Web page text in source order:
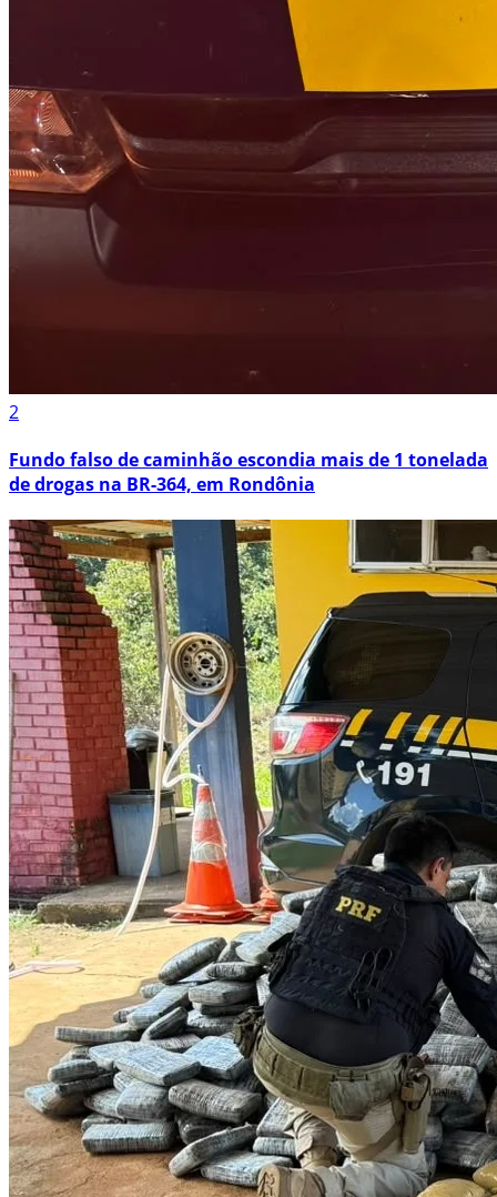
2
Fundo falso de caminhão escondia mais de 1 tonelada
de drogas na BR-364, em Rondônia